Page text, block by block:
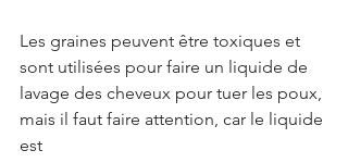
Les graines peuvent être toxiques et
sont utilisées pour faire un liquide de
lavage des cheveux pour tuer les poux,
mais il faut faire attention, car le liquide
est